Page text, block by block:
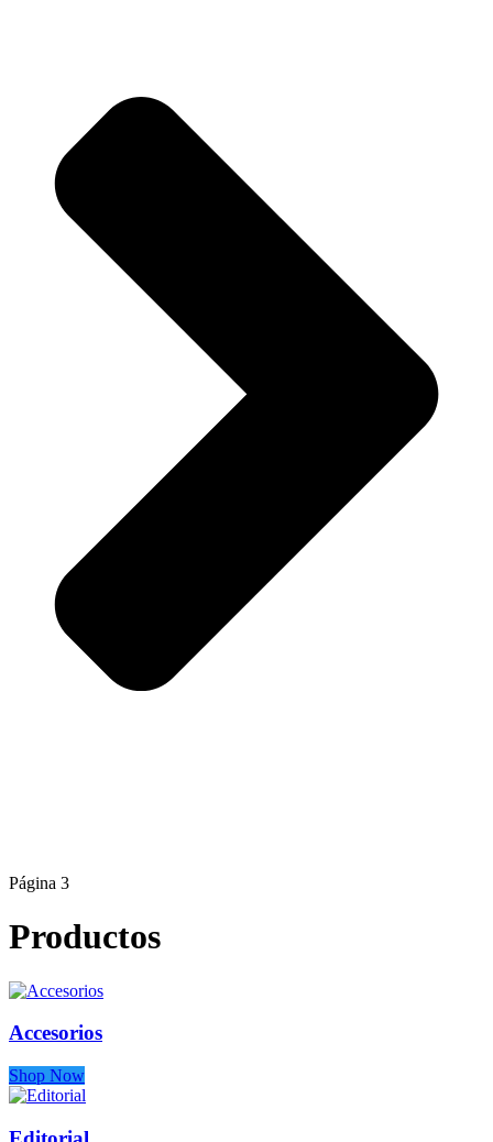
Página 3
Productos
Accesorios
Shop Now